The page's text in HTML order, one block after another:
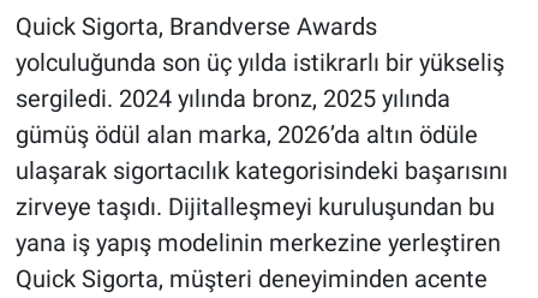
Quick Sigorta, Brandverse Awards
yolculuğunda son üç yılda istikrarlı bir yükseliş
sergiledi. 2024 yılında bronz, 2025 yılında
gümüş ödül alan marka, 2026’da altın ödüle
ulaşarak sigortacılık kategorisindeki başarısını
zirveye taşıdı. Dijitalleşmeyi kuruluşundan bu
yana iş yapış modelinin merkezine yerleştiren
Quick Sigorta, müşteri deneyiminden acente